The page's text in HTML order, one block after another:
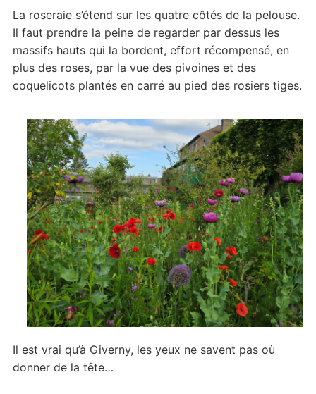
La roseraie s’étend sur les quatre côtés de la pelouse.
Il faut prendre la peine de regarder par dessus les
massifs hauts qui la bordent, effort récompensé, en
plus des roses, par la vue des pivoines et des
coquelicots plantés en carré au pied des rosiers tiges.
Il est vrai qu’à Giverny, les yeux ne savent pas où
donner de la tête…